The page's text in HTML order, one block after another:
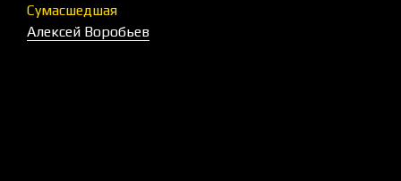
Сумасшедшая
Алексей Воробьев